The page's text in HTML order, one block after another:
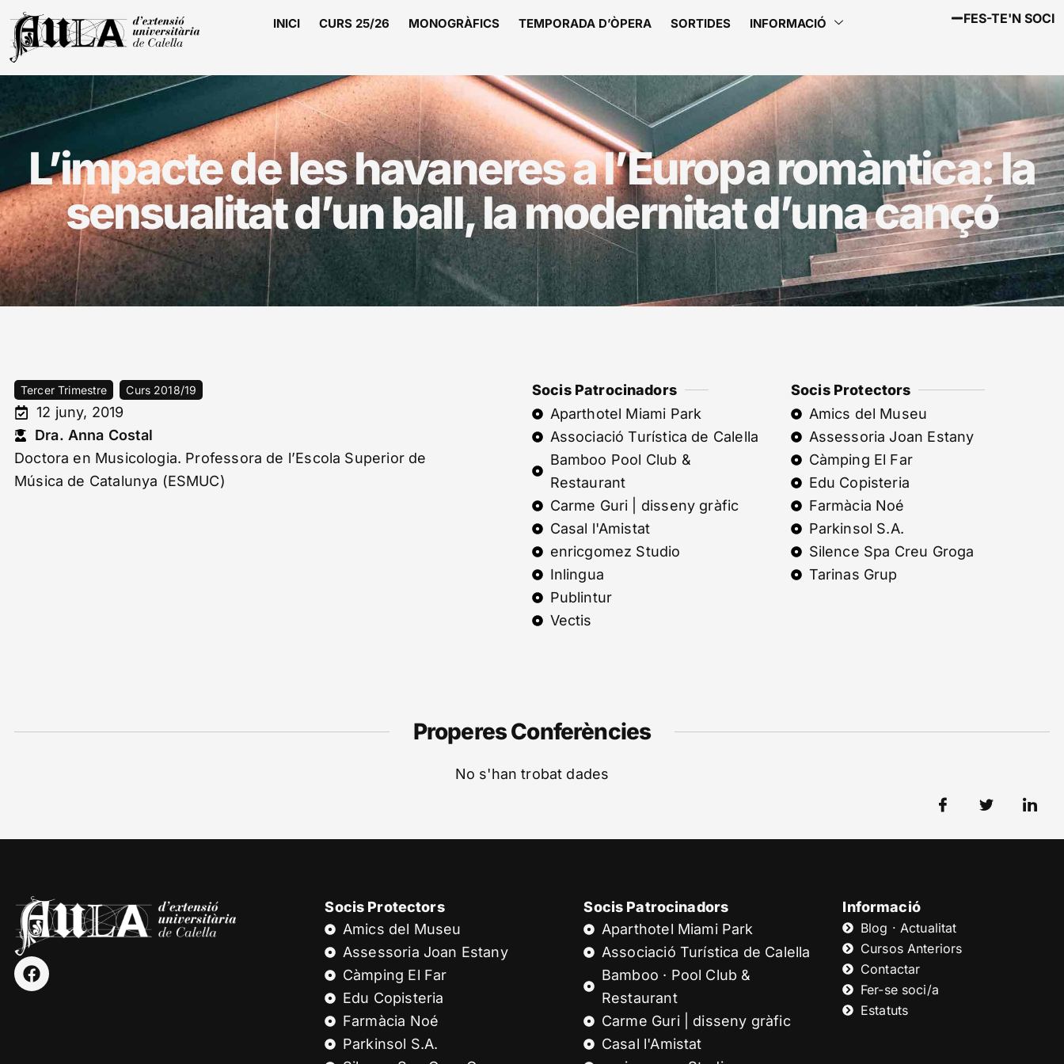
INICI CURS 25/26 MONOGRÀFICS TEMPORADA D’ÒPERA SORTIDES INFORMACIÓ FES-TE'N SOCI
L’impacte de les havaneres a l’Europa romàntica: la
sensualitat d’un ball, la modernitat d’una cançó
Tercer Trimestre Curs 2018/19
12 juny, 2019
Dra. Anna Costal
Doctora en Musicologia. Professora de l’Escola Superior de
Música de Catalunya (ESMUC)
Socis Patrocinadors
Aparthotel Miami Park
Associació Turística de Calella
Bamboo Pool Club &
Restaurant
Carme Guri | disseny gràfic
Casal l'Amistat
enricgomez Studio
Inlingua
Publintur
Vectis
Socis Protectors
Amics del Museu
Assessoria Joan Estany
Càmping El Far
Edu Copisteria
Farmàcia Noé
Parkinsol S.A.
Silence Spa Creu Groga
Tarinas Grup
Properes Conferències
No s'han trobat dades
Socis Protectors
Amics del Museu
Assessoria Joan Estany
Càmping El Far
Edu Copisteria
Farmàcia Noé
Parkinsol S.A.
Socis Patrocinadors
Aparthotel Miami Park
Associació Turística de Calella
Bamboo · Pool Club &
Restaurant
Carme Guri | disseny gràfic
Casal l'Amistat
Informació
Blog · Actualitat
Cursos Anteriors
Contactar
Fer-se soci/a
Estatuts